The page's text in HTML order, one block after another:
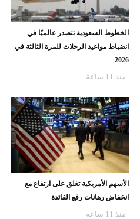
الخطوط السعودية تتصدر عالميًا في
انضباط مواعيد الرحلات للمرة الثالثة في
2026
منذ 11 ساعة
الأسهم الأمريكية تغلق على ارتفاع مع
انخفاض رهانات رفع الفائدة
منذ 11 ساعة